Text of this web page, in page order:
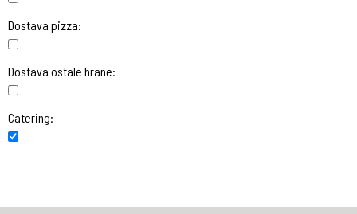
Dostava pizza:
Dostava ostale hrane:
Catering: